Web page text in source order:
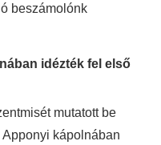
beszámolónk
idézték fel első
mutatott be
kápolnában